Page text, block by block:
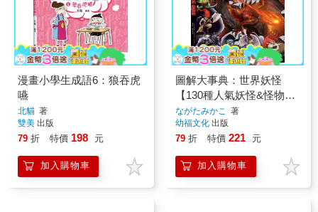
漫畫小學生成語6：狼吞虎
嚥
北貓 著
雙美 出版
79 折 特價 198 元
加入購物車
圖解大事典：世界妖怪
【130種人氣妖怪&怪物大
集合！】
ながたみかこ 著
幼福文化出版
79 折 特價 221 元
加入購物車